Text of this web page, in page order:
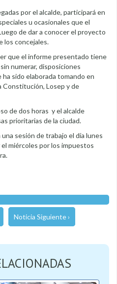
por el alcalde, participará en
u ocasionales que el
de dar a conocer el proyecto
los concejales.
que el informe presentado tiene
numerar, disposiciones
sido elaborada tomando en
Constitución, Losep y de
de dos horas y el alcalde
prioritarias de la ciudad.
sesión de trabajo el día lunes
miércoles por los impuestos
Noticia Siguiente ›